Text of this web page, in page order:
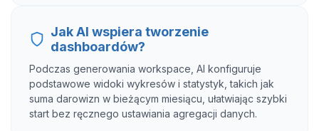
Jak AI wspiera tworzenie
dashboardów?
Podczas generowania workspace, AI konfiguruje
podstawowe widoki wykresów i statystyk, takich jak
suma darowizn w bieżącym miesiącu, ułatwiając szybki
start bez ręcznego ustawiania agregacji danych.